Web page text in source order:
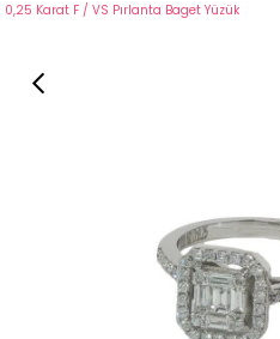
0,25 Karat F / VS Pırlanta Baget Yüzük